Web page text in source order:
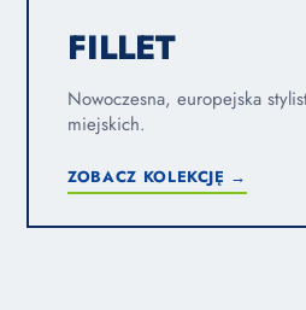
FILLET
Nowoczesna, europejska
miejskich.
ZOBACZ KOLEKCJĘ →